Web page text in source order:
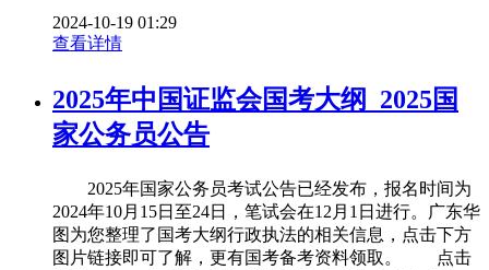
2024-10-19 01:29
查看详情
2025年中国证监会国考大纲_2025国
家公务员公告
2025年国家公务员考试公告已经发布，报名时间为
2024年10月15日至24日，笔试会在12月1日进行。广东华
图为您整理了国考大纲行政执法的相关信息，点击下方
图片链接即可了解，更有国考备考资料领取。 点击